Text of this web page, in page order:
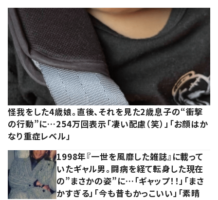
怪我をした4歳娘。直後、それを見た2歳息子の“衝撃
の行動”に…254万回表示「凄い配慮（笑）」「お顔はか
なり重症レベル」
1998年『一世を風靡した雑誌』に載って
いたギャル男。闘病を経て転身した現在
の”まさかの姿”に…「ギャップ！！」「まさ
かすぎる」「今も昔もかっこいい」「素晴